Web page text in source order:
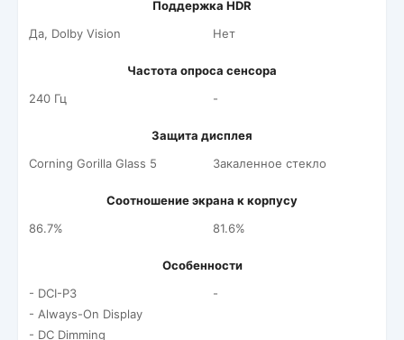
Поддержка HDR
Да, Dolby Vision
Нет
Частота опроса сенсора
240 Гц
-
Защита дисплея
Corning Gorilla Glass 5
Закаленное стекло
Соотношение экрана к корпусу
86.7%
81.6%
Особенности
- DCI-P3
- Always-On Display
- DC Dimming
-